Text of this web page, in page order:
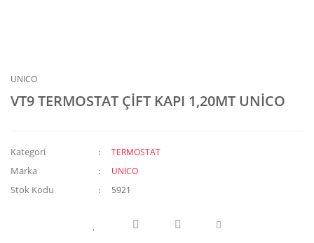
UNICO
VT9 TERMOSTAT ÇİFT KAPI 1,20MT UNİCO
Kategori TERMOSTAT
Marka UNICO
Stok Kodu 5921